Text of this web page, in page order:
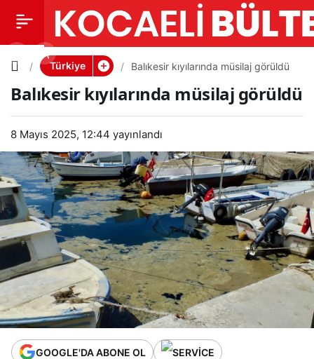
Türkiye Balıkesir kıyılarında müsilaj görüldü
Balıkesir kıyılarında müsilaj görüldü
8 Mayıs 2025, 12:44 yayınlandı
GOOGLE'DA ABONE OL
Balıkesir
kıyılarınd
a müsilaj
görüldü
PAYLAŞ